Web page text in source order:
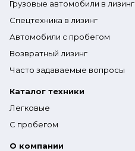
Грузовые автомобили в лизинг
Спецтехника в лизинг
Автомобили с пробегом
Возвратный лизинг
Часто задаваемые вопросы
Каталог техники
Легковые
С пробегом
О компании